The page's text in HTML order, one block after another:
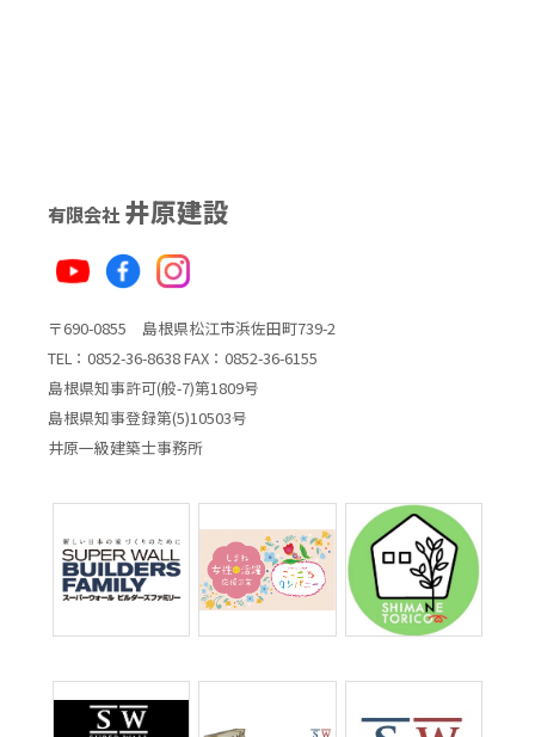
有限会社 井原建設
〒690-0855 島根県松江市浜佐田町739-2
TEL：0852-36-8638 FAX：0852-36-6155
島根県知事許可(般-7)第1809号
島根県知事登録第(5)10503号
井原一級建築士事務所